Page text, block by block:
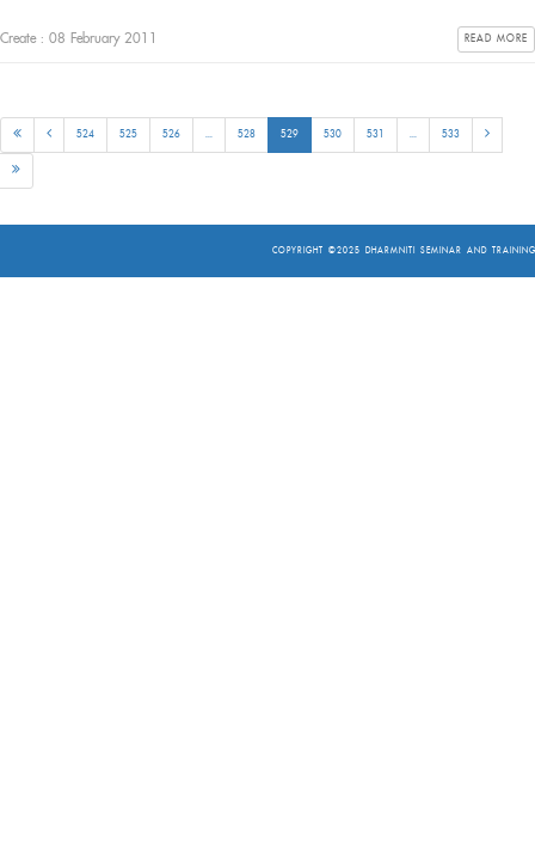
Create : 08 February 2011 READ MORE
524 525 526 ... 528 529 530 531 ... 533
COPYRIGHT ©2025 DHARMNITI SEMINAR AND